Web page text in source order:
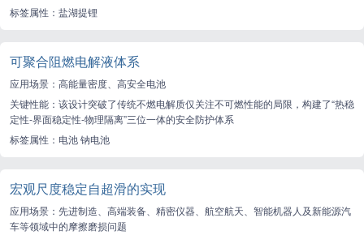
标签属性：盐湖提锂
可聚合阻燃电解液体系
应用场景：高能量密度、高安全电池
关键性能：该设计突破了传统不燃电解质仅关注不可燃性能的局限，构建了“热稳
定性-界面稳定性-物理隔离”三位一体的安全防护体系
标签属性：电池 钠电池
宏观尺度稳定自超滑的实现
应用场景：先进制造、高端装备、精密仪器、航空航天、智能机器人及新能源汽
车等领域中的摩擦磨损问题